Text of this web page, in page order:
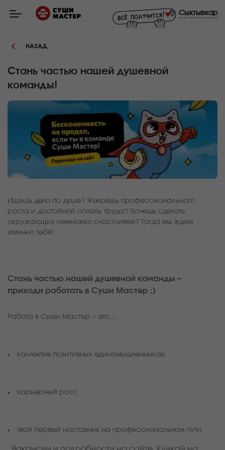
Мастер
заказ
роллов,
в
Сыктывкаре
Сыктывкар
НАЗАД
Стань частью нашей душевной
команды!
Ищешь дело по душе? Желаешь профессионального
роста и достойной оплаты труда? Хочешь сделать
окружающих немножко счастливее? Тогда мы ждем
именно тебя!
Стань частью нашей душевной команды –
приходи работать в Суши Мастер ;)
Работа в Суши Мастер – это…
коллектив позитивных единомышленников;
карьерный рост;
твой первый наставник на профессиональном пути.